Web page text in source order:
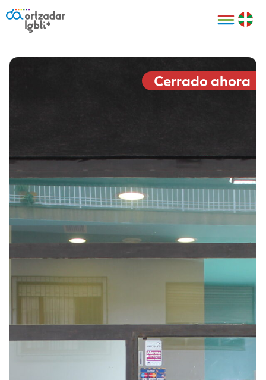
Personas
I LGBTI+ Basque
Sariak
Visitas guiadas
LGTBI+
Te ayudamos
Denuncia
Mapa de Puntos
Seguros
empresarial
HARROkids
Accede a tu
Prensa
Sala de prensa
Cerrado ahora